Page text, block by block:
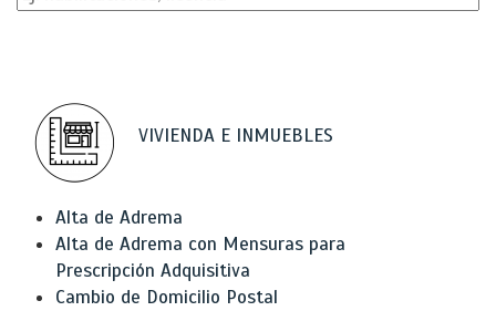
VIVIENDA E INMUEBLES
Alta de Adrema
Alta de Adrema con Mensuras para
Prescripción Adquisitiva
Cambio de Domicilio Postal